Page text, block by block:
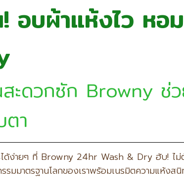
อบผ้าแห้งไว หอ
สะดวกซัก Browny
า
ด้ง่ายๆ ที่ Browny 24hr Wash & Dry ฮับ! ไม่
รมมาตรฐานโลกของเราพร้อมเนรมิตความแห้งส